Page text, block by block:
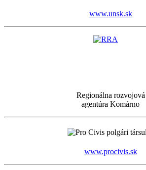
www.unsk.sk
Regionálna rozvojová
agentúra Komárno
www.procivis.sk